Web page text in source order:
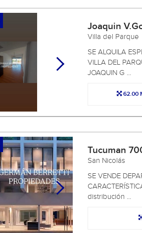
Joaquin
Villa del Parque
SE ALQUILA
VILLA DEL
JOAQUIN G ...
62.00
Tucuman
San Nicolás
SE VENDE
distribución ...